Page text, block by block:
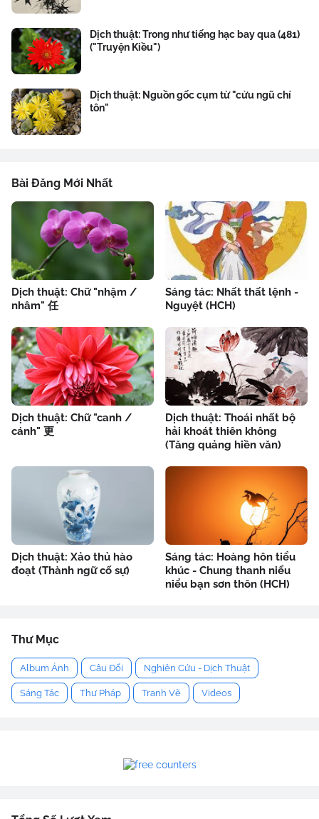
Dịch thuật: Trong như tiếng hạc bay qua (481)
("Truyện Kiều")
Dịch thuật: Nguồn gốc cụm từ "cửu ngũ chí
tôn"
Bài Đăng Mới Nhất
Dịch thuật: Chữ "nhậm /
nhâm" 任
Sáng tác: Nhất thất lệnh -
Nguyệt (HCH)
Dịch thuật: Chữ "canh /
cánh" 更
Dịch thuật: Thoái nhất bộ
hải khoát thiên không
(Tăng quảng hiền văn)
Dịch thuật: Xảo thủ hào
đoạt (Thành ngữ cố sự)
Sáng tác: Hoàng hôn tiểu
khúc - Chung thanh niểu
niểu bạn sơn thôn (HCH)
Thư Mục
Album Ảnh Câu Đối Nghiên Cứu - Dịch Thuật
Sáng Tác Thư Pháp Tranh Vẽ Videos